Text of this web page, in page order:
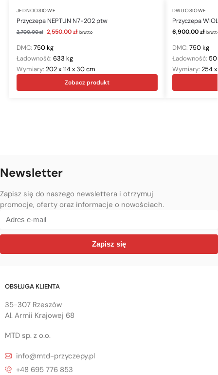
JEDNOOSIOWE
Przyczepa NEPTUN N7-202 ptw
2,700.00zł 2,550.00zł brutto
DMC: 750 kg
Ładowność: 633 kg
Wymiary: 202 x 114 x 30 cm
Zobacz produkt
DWUOSIOWE
Przyczepa
6,900.00zł
DMC: 750 kg
Ładowność:
Wymiary: 254
Newsletter
Zapisz się do naszego newslettera i otrzymuj
promocje, oferty oraz informacje o nowościach.
Zapisz się
OBSŁUGA KLIENTA
35-307 Rzeszów
Al. Armii Krajowej 68
MTD sp. z o.o.
info@mtd-przyczepy.pl
+48 695 776 853